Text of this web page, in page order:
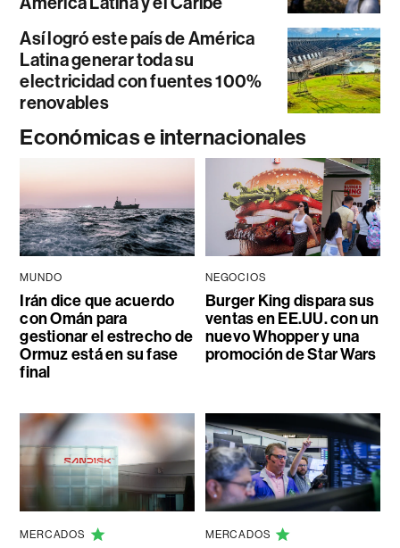
Así logró este país de América
Latina generar toda su
electricidad con fuentes 100%
renovables
Económicas e internacionales
MUNDO
Irán dice que acuerdo
con Omán para
gestionar el estrecho de
Ormuz está en su fase
final
NEGOCIOS
Burger King dispara sus
ventas en EE.UU. con un
nuevo Whopper y una
promoción de Star Wars
MERCADOS MERCADOS